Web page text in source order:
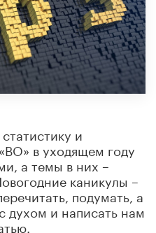
и
в уходящем году
а темы в них –
каникулы –
подумать, а
духом и написать нам